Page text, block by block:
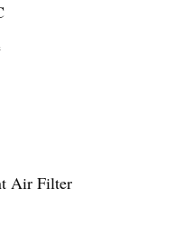
Air Filter